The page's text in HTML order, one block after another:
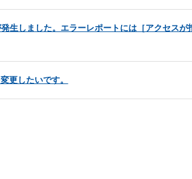
生しました。エラーレポートには［アクセス
更したいです。